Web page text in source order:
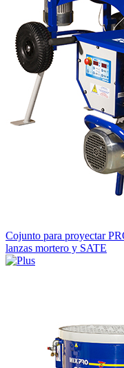
Cojunto para proyectar
lanzas mortero y SATE